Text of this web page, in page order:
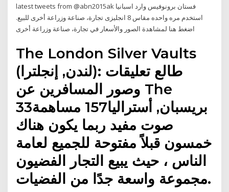
latest tweets from @abn2015ak فستان برونوفيس وارد اسبانيا
استخدم مره واحده مقاس 8 انجليزى تجارة، صناعة وزراعة أخرى للبيع.
اضغط هنا لمشاهدة الصور والأسعار في تجارة، صناعة وزراعة أخرى
The London Silver Vaults
(لندن, إنجلترا): طالع تعليقات
وصور المسافرين عن ‪The‬
بريسبان, أستراليا157 مساهمة33
صوت مفيد ربما يكون هناك
خمسون قبلاً مفتوحة للجميع لعامة
الناس ، حيث يبيع التجار الفضيون
مجموعة واسعة جدًا من الفضيات.